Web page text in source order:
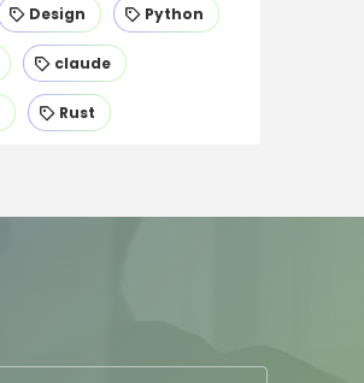
Design Python
claude
Rust